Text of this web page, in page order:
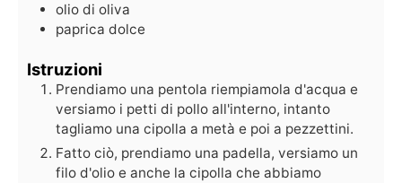
olio di oliva
paprica dolce
Istruzioni
Prendiamo una pentola riempiamola d'acqua e
versiamo i petti di pollo all'interno, intanto
tagliamo una cipolla a metà e poi a pezzettini.
Fatto ciò, prendiamo una padella, versiamo un
filo d'olio e anche la cipolla che abbiamo